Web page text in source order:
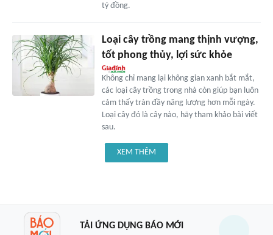
tỷ đồng.
Loại cây trồng mang thịnh vượng,
tốt phong thủy, lợi sức khỏe
Không chỉ mang lại không gian xanh bắt mắt,
các loại cây trồng trong nhà còn giúp bạn luôn
cảm thấy tràn đầy năng lượng hơn mỗi ngày.
Loại cây đó là cây nào, hãy tham khảo bài viết
sau.
XEM THÊM
TẢI ỨNG DỤNG BÁO MỚI